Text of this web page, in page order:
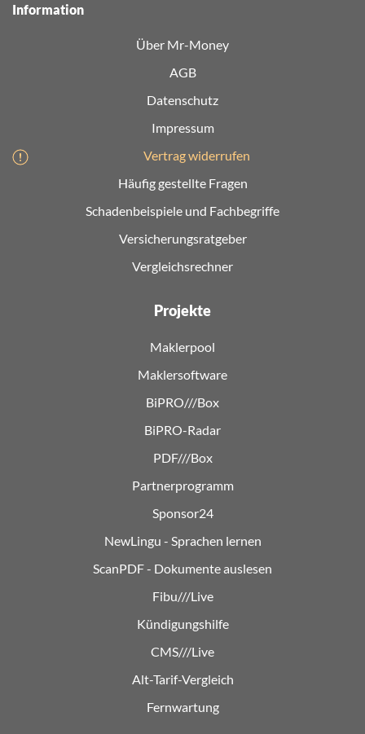
Information
Über Mr-Money
AGB
Datenschutz
Impressum
Vertrag widerrufen
Häufig gestellte Fragen
Schadenbeispiele und Fachbegriffe
Versicherungsratgeber
Vergleichsrechner
Projekte
Maklerpool
Maklersoftware
BiPRO///Box
BiPRO-Radar
PDF///Box
Partnerprogramm
Sponsor24
NewLingu - Sprachen lernen
ScanPDF - Dokumente auslesen
Fibu///Live
Kündigungshilfe
CMS///Live
Alt-Tarif-Vergleich
Fernwartung